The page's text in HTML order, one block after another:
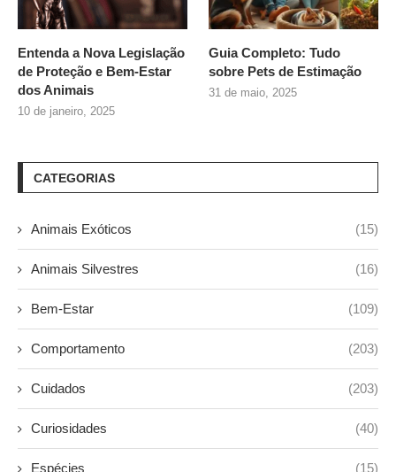
Entenda a Nova Legislação
de Proteção e Bem-Estar
dos Animais
10 de janeiro, 2025
Guia Completo: Tudo
sobre Pets de Estimação
31 de maio, 2025
CATEGORIAS
Animais Exóticos (15)
Animais Silvestres (16)
Bem-Estar (109)
Comportamento (203)
Cuidados (203)
Curiosidades (40)
Espécies (15)